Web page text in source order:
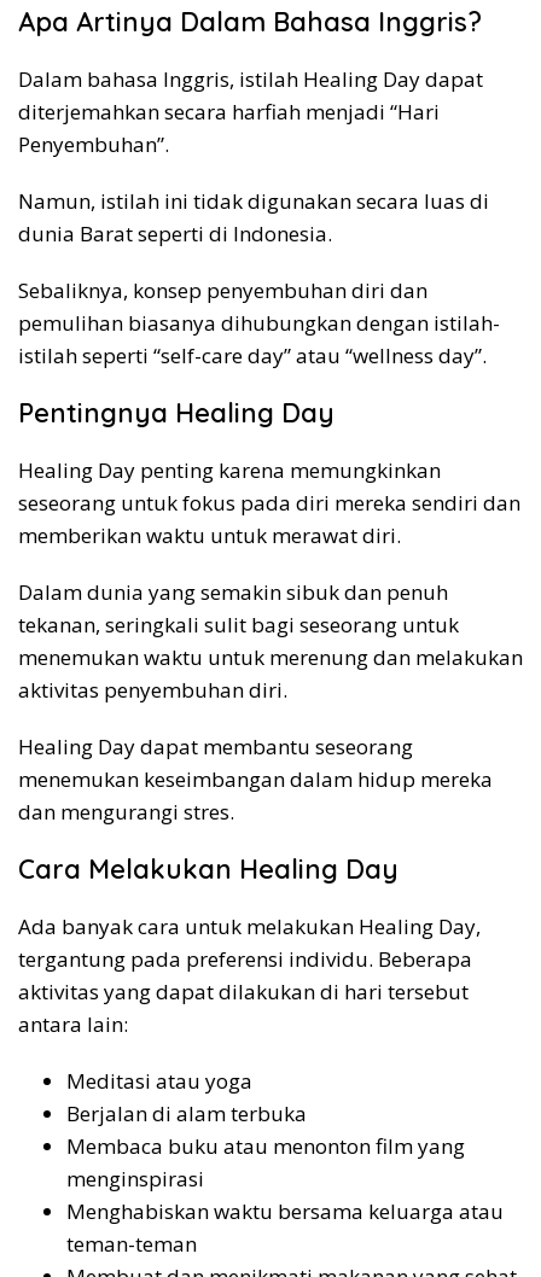
Apa Artinya Dalam Bahasa Inggris?
Dalam bahasa Inggris, istilah Healing Day dapat
diterjemahkan secara harfiah menjadi “Hari
Penyembuhan”.
Namun, istilah ini tidak digunakan secara luas di
dunia Barat seperti di Indonesia.
Sebaliknya, konsep penyembuhan diri dan
pemulihan biasanya dihubungkan dengan istilah-
istilah seperti “self-care day” atau “wellness day”.
Pentingnya Healing Day
Healing Day penting karena memungkinkan
seseorang untuk fokus pada diri mereka sendiri dan
memberikan waktu untuk merawat diri.
Dalam dunia yang semakin sibuk dan penuh
tekanan, seringkali sulit bagi seseorang untuk
menemukan waktu untuk merenung dan melakukan
aktivitas penyembuhan diri.
Healing Day dapat membantu seseorang
menemukan keseimbangan dalam hidup mereka
dan mengurangi stres.
Cara Melakukan Healing Day
Ada banyak cara untuk melakukan Healing Day,
tergantung pada preferensi individu. Beberapa
aktivitas yang dapat dilakukan di hari tersebut
antara lain:
Meditasi atau yoga
Berjalan di alam terbuka
Membaca buku atau menonton film yang
menginspirasi
Menghabiskan waktu bersama keluarga atau
teman-teman